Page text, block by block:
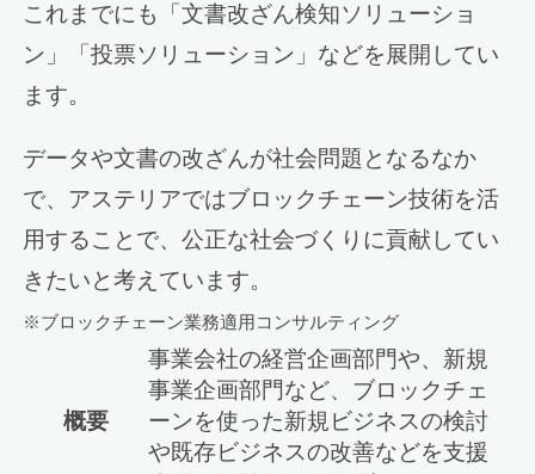
これまでにも「文書改ざん検知ソリューショ
ン」「投票ソリューション」などを展開してい
ます。
データや文書の改ざんが社会問題となるなか
で、アステリアではブロックチェーン技術を活
用することで、公正な社会づくりに貢献してい
きたいと考えています。
※ブロックチェーン業務適用コンサルティング
概要
事業会社の経営企画部門や、新規
事業企画部門など、ブロックチェ
ーンを使った新規ビジネスの検討
や既存ビジネスの改善などを支援